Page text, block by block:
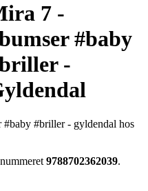
7 -
#baby
-
#briller - gyldendal hos
9788702362039.